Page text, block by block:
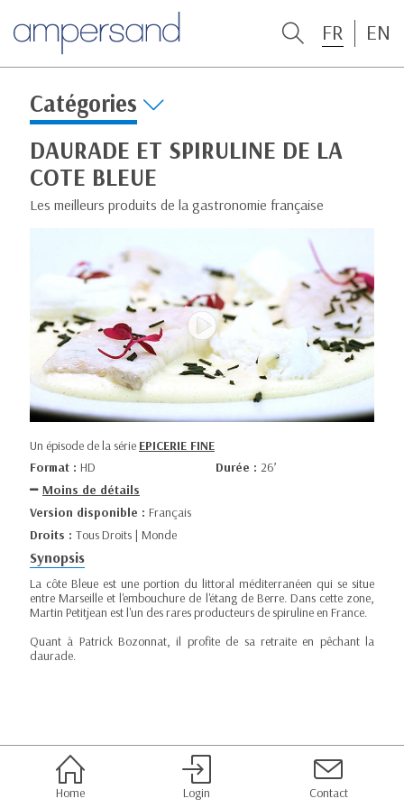
FR EN
Catégories
DAURADE ET SPIRULINE DE LA
COTE BLEUE
Les meilleurs produits de la gastronomie française
Un épisode de la série EPICERIE FINE
Format : HD Durée : 26’
Moins de détails
Version disponible : Français
Droits : Tous Droits | Monde
Synopsis
La côte Bleue est une portion du littoral méditerranéen qui se situe
entre Marseille et l'embouchure de l'étang de Berre. Dans cette zone,
Martin Petitjean est l'un des rares producteurs de spiruline en France.
Quant à Patrick Bozonnat, il profite de sa retraite en pêchant la
daurade.
Home Login Contact